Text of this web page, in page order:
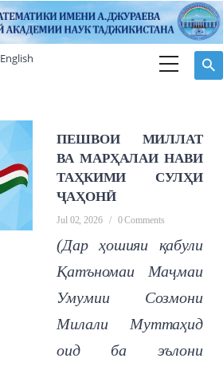
English
ПЕШВОИ МИЛЛАТ
ВА МАРҲАЛАИ НАВИ
ТАҲКИМИ СУЛҲИ
ҶАҲОНӢ
Jul 02, 2026 / 0 Comments
(Дар ҳошияи қабули
Қатъномаи Маҷмаи
Умумии Созмони
Милали Муттаҳид
оид ба эълони